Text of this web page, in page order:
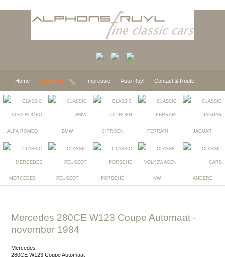
Home Verwacht Impressie Auto Ruyl Contact & Route
ALFA ROMEO BMW CITROEN FERRARI JAGUAR
MERCEDES PEUGEOT PORSCHE VW ANDERE
Mercedes 280CE W123 Coupe Automaat -
november 1984
Mercedes
280CE W123 Coupe Automaat